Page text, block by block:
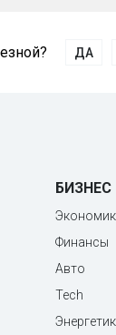
ДА
БИЗНЕС
Финансы
Авто
Tech